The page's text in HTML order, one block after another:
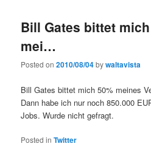
Bill Gates bittet
mei…
Posted on2010/08/04bywaltavista
Bill Gates bittet mich 50% meines
Dann habe ich nur noch 850.000
Jobs. Wurde nicht gefragt.
Posted in Twitter